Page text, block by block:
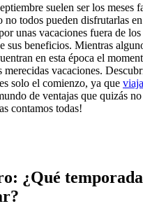
suelen ser los meses
no todos pueden disfrutarlas
unas vacaciones fuera de los
sus beneficios. Mientras
en esta época el
merecidas vacaciones.
es solo el comienzo, ya que
de ventajas que quizás
contamos todas!
¿Qué